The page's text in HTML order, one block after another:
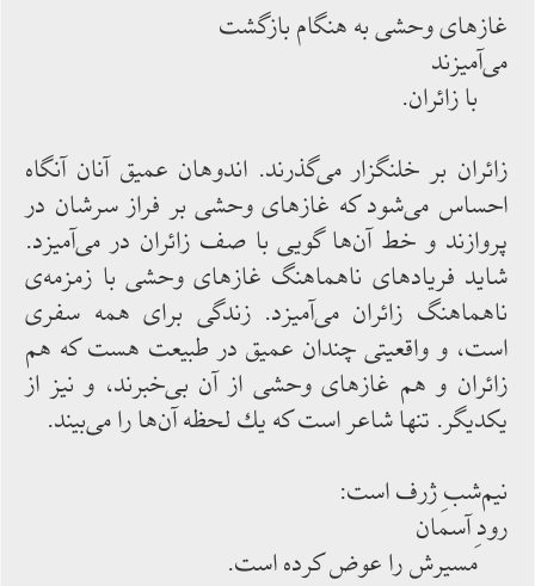
غازهای وحشی به هنگام بازگشت
می‌‌آمیزند
با زائران.
زائران بر خلنگزار می‌‌گذرند. اندوهان عمیق آنان آنگاه
احساس‌‌ می‌‌شود كه غازهای وحشی بر فراز سرشان در
پروازند و خط آن‌‌ها گویی با صف زائران در می‌‌آمیزد.
شاید فریادهای ناهماهنگ غازهای وحشی با زمزمه‌‌ی
ناهماهنگ زائران می‌‌آمیزد. زندگی برای همه سفری
است، و واقعیتی چندان عمیق در طبیعت هست كه هم
زائران و هم غازهای وحشی از آن بی‌‌خبرند، و نیز از
یكدیگر. تنها شاعر است كه یك لحظه آن‌‌ها را می‌‌بیند.
نیم‌‌شبِ ژرف است:
رودِ آسمان
مسیرش را عوض ‌‌كرده ‌‌است.